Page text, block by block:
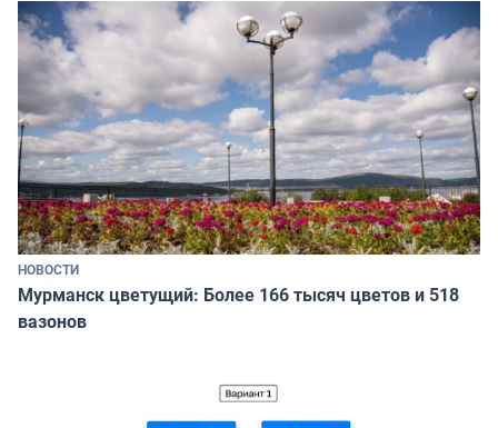
НОВОСТИ
Мурманск цветущий: Более 166 тысяч цветов и 518
вазонов